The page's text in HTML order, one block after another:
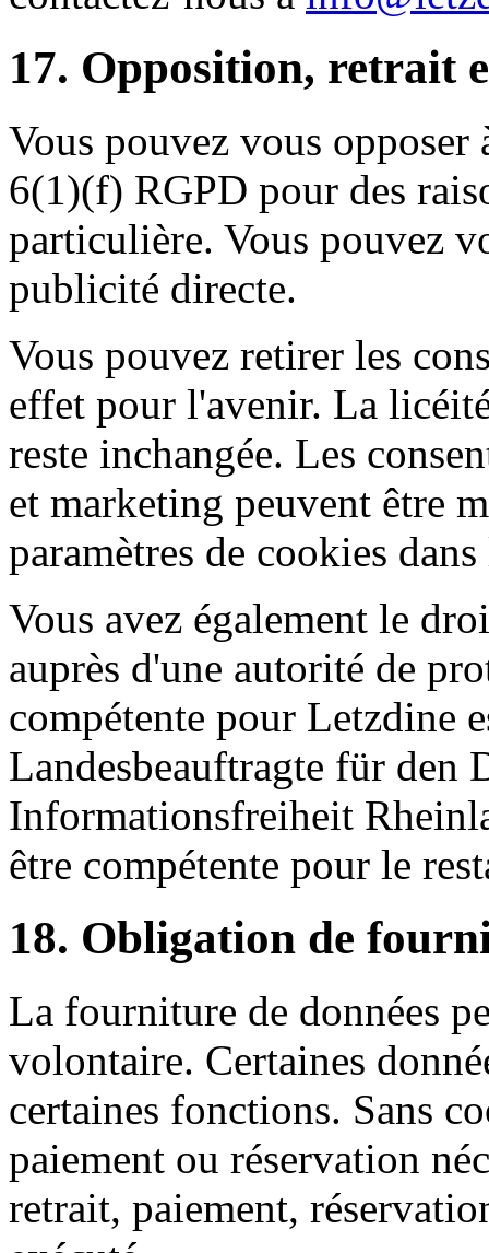
17. Opposition, retrait
Vous pouvez vous
6(1)(f) RGPD pour des
particulière. Vous pouvez
publicité directe.
Vous pouvez retirer les
effet pour l'avenir. La
reste inchangée. Les
et marketing peuvent être
paramètres de cookies
Vous avez également le
auprès d'une autorité de
compétente pour Letzdine
Landesbeauftragte für den
Informationsfreiheit
être compétente pour le
18. Obligation de
La fourniture de données
volontaire. Certaines
certaines fonctions. Sans
paiement ou réservation
retrait, paiement,